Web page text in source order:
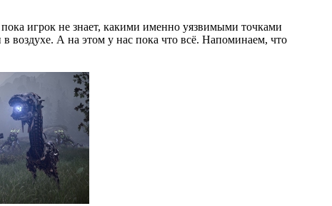
игрок не знает, какими именно уязвимыми точками
воздухе. А на этом у нас пока что всё. Напоминаем, что